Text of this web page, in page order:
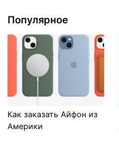
Популярное
Как заказать Айфон из
Америки